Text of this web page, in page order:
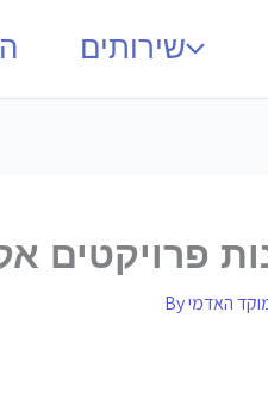
שירותים
פרויקטים
By